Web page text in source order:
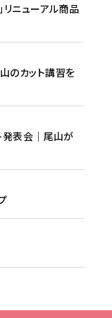
リニューアル商品
のカット講習を
発表会｜尾山が